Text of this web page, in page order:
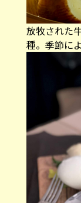
放牧された
種。季節に